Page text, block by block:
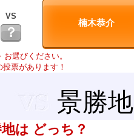
VS
？
選びください。
票があります！
景勝
は どっち？